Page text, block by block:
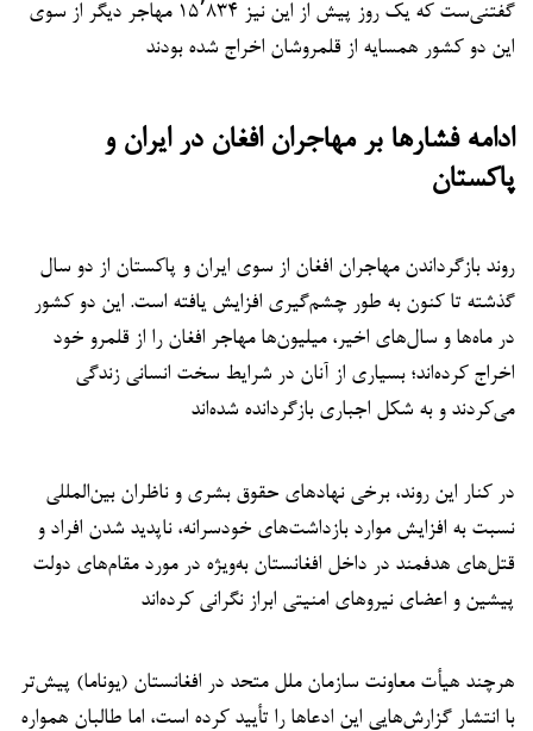
گفتنی‌ست که یک روز پیش از این نیز ۱۵٬۸۳۴ مهاجر دیگر از سوی
این دو کشور همسایه از قلمروشان اخراج شده بودند
ادامه فشارها بر مهاجران افغان در ایران و
پاکستان
روند بازگرداندن مهاجران افغان از سوی ایران و پاکستان از دو سال
گذشته تا کنون به طور چشم‌گیری افزایش یافته است. این دو کشور
در ماه‌ها و سال‌های اخیر، میلیون‌ها مهاجر افغان را از قلمرو خود
اخراج کرده‌اند؛ بسیاری از آنان در شرایط سخت انسانی زندگی
می‌کردند و به شکل اجباری بازگردانده شده‌اند
در کنار این روند، برخی نهادهای حقوق بشری و ناظران بین‌المللی
نسبت به افزایش موارد بازداشت‌های خودسرانه، ناپدید شدن افراد و
قتل‌های هدفمند در داخل افغانستان به‌ویژه در مورد مقام‌های دولت
پیشین و اعضای نیروهای امنیتی ابراز نگرانی کرده‌اند
هرچند هیأت معاونت سازمان ملل متحد در افغانستان (یوناما) پیش‌تر
با انتشار گزارش‌هایی این ادعاها را تأیید کرده است، اما طالبان همواره